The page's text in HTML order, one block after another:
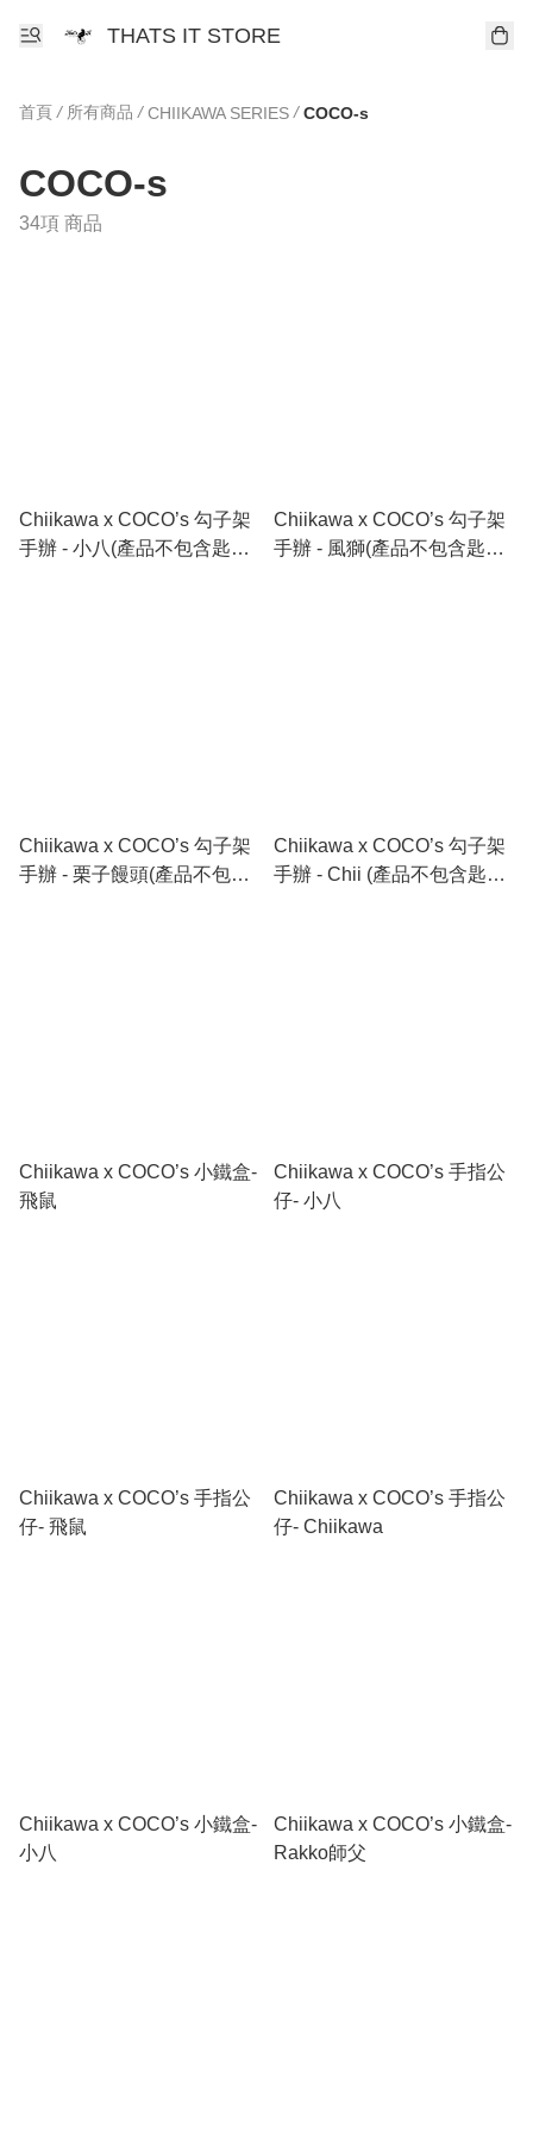
THATS IT STORE
首頁 / 所有商品 / CHIIKAWA SERIES / COCO-s
COCO-s
34項 商品
Chiikawa x COCO’s 勾子架
手辦 - 小八(產品不包含匙
Chiikawa x COCO’s 勾子架
手辦 - 風獅(產品不包含匙
Chiikawa x COCO’s 勾子架
手辦 - 栗子饅頭(產品不包含
Chiikawa x COCO’s 勾子架
手辦 - Chii (產品不包含匙
Chiikawa x COCO’s 小鐵盒-
飛鼠
Chiikawa x COCO’s 手指公
仔- 小八
Chiikawa x COCO’s 手指公
仔- 飛鼠
Chiikawa x COCO’s 手指公
仔- Chiikawa
Chiikawa x COCO’s 小鐵盒-
小八
Chiikawa x COCO’s 小鐵盒-
Rakko師父